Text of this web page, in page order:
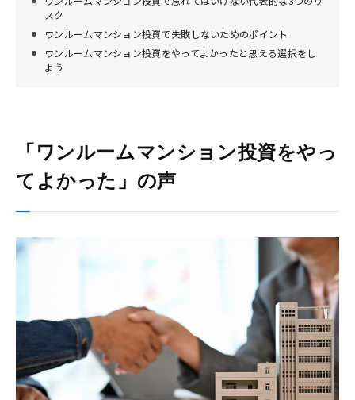
スク
ワンルームマンション投資で失敗しないためのポイント
ワンルームマンション投資をやってよかったと思える選択をし
よう
「ワンルームマンション投資をやっ
てよかった」の声